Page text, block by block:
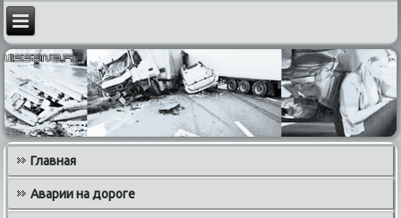
Главная
Аварии на дороге